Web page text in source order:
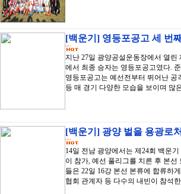
[백운기] 영등포공고 세 번
지난 27일 광양공설운동장에서 열
에서 최종 승자는 영등포공고였다.
영등포공고는 예선전부터 뛰어난
등 매 경기 다양한 모습을 보이며 많
[백운기] 광양 벌을 용광로
14일 전남 광양에서는 제24회 백운
이 참가, 예선 풀리그를 치른 후 본
들은 22일 16강 본선 본류에 합류하
협회 관계자 등 다수의 내빈이 참석